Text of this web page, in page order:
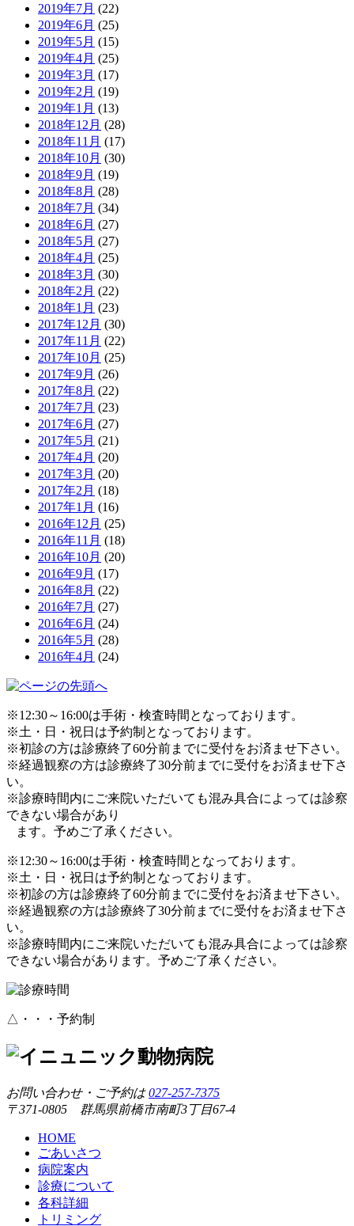
2019年7月 (22)
2019年6月 (25)
2019年5月 (15)
2019年4月 (25)
2019年3月 (17)
2019年2月 (19)
2019年1月 (13)
2018年12月 (28)
2018年11月 (17)
2018年10月 (30)
2018年9月 (19)
2018年8月 (28)
2018年7月 (34)
2018年6月 (27)
2018年5月 (27)
2018年4月 (25)
2018年3月 (30)
2018年2月 (22)
2018年1月 (23)
2017年12月 (30)
2017年11月 (22)
2017年10月 (25)
2017年9月 (26)
2017年8月 (22)
2017年7月 (23)
2017年6月 (27)
2017年5月 (21)
2017年4月 (20)
2017年3月 (20)
2017年2月 (18)
2017年1月 (16)
2016年12月 (25)
2016年11月 (18)
2016年10月 (20)
2016年9月 (17)
2016年8月 (22)
2016年7月 (27)
2016年6月 (24)
2016年5月 (28)
2016年4月 (24)
※12:30～16:00は手術・検査時間となっております。
※土・日・祝日は予約制となっております。
※初診の方は診療終了60分前までに受付をお済ませ下さい。
※経過観察の方は診療終了30分前までに受付をお済ませ下さ
い。
※診療時間内にご来院いただいても混み具合によっては診察
できない場合があり
ます。予めご了承ください。
※12:30～16:00は手術・検査時間となっております。
※土・日・祝日は予約制となっております。
※初診の方は診療終了60分前までに受付をお済ませ下さい。
※経過観察の方は診療終了30分前までに受付をお済ませ下さ
い。
※診療時間内にご来院いただいても混み具合によっては診察
できない場合があります。予めご了承ください。
△・・・予約制
お問い合わせ・ご予約は027-257-7375
〒371-0805 群馬県前橋市南町3丁目67-4
HOME
ごあいさつ
病院案内
診療について
各科詳細
トリミング